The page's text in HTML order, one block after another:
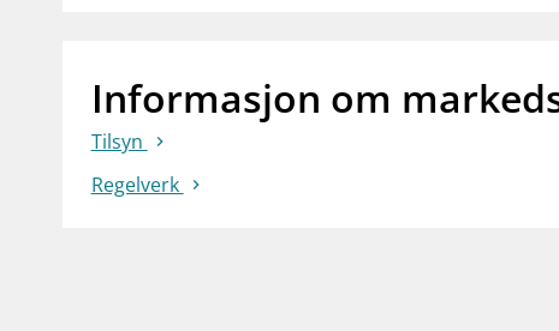
Informasjon om
Tilsyn
Regelverk